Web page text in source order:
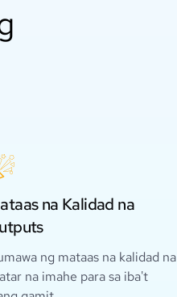
na Kalidad na
ng mataas na kalidad na
na imahe para sa iba't